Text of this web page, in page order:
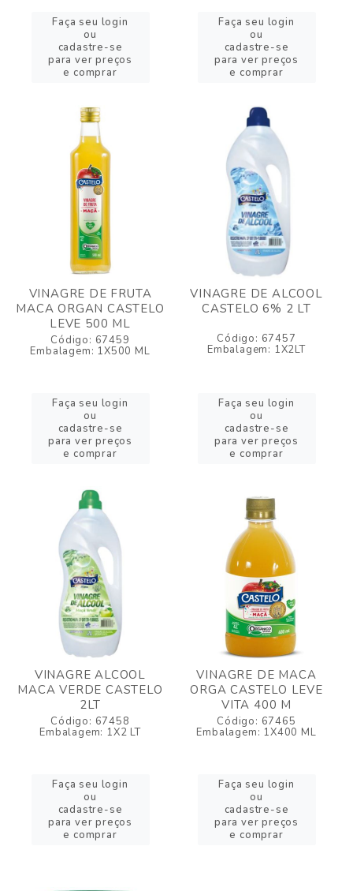
Faça seu login
ou
cadastre-se
para ver preços
e comprar
Faça seu login
ou
cadastre-se
para ver preços
e comprar
VINAGRE DE FRUTA
MACA ORGAN CASTELO
LEVE 500 ML
Código: 67459
Embalagem: 1X500 ML
Faça seu login
ou
cadastre-se
para ver preços
e comprar
VINAGRE DE ALCOOL
CASTELO 6% 2 LT
Código: 67457
Embalagem: 1X2LT
Faça seu login
ou
cadastre-se
para ver preços
e comprar
VINAGRE ALCOOL
MACA VERDE CASTELO
2LT
Código: 67458
Embalagem: 1X2 LT
Faça seu login
ou
cadastre-se
para ver preços
e comprar
VINAGRE DE MACA
ORGA CASTELO LEVE
VITA 400 M
Código: 67465
Embalagem: 1X400 ML
Faça seu login
ou
cadastre-se
para ver preços
e comprar